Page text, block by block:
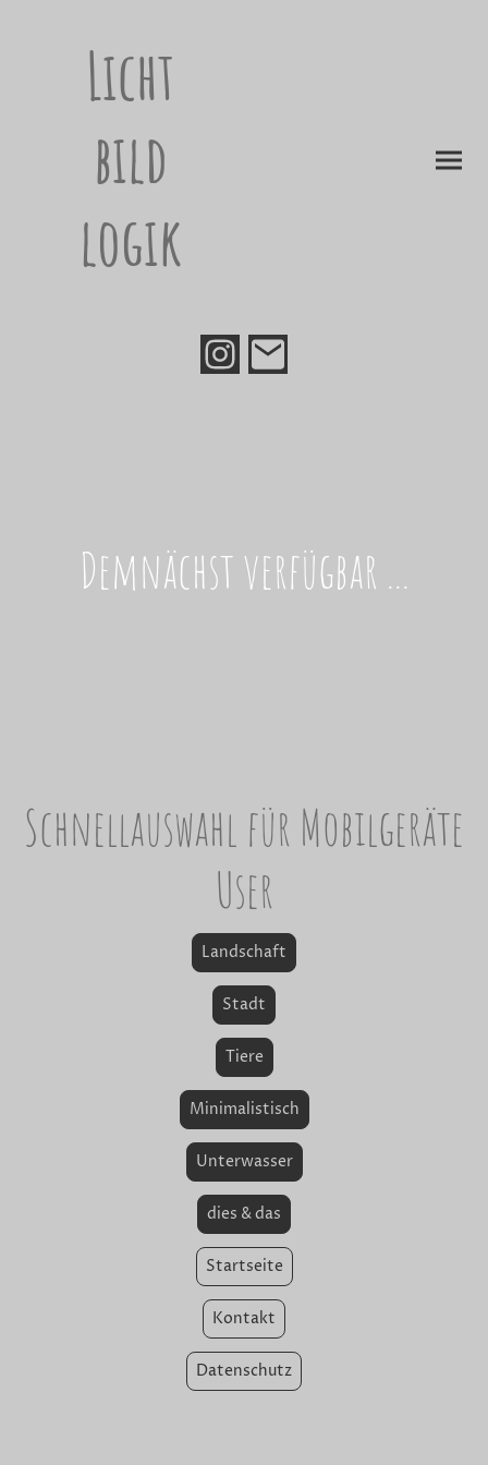
Licht
bild
logik
Demnächst verfügbar ...
Schnellauswahl für Mobilgeräte
User
Landschaft
Stadt
Tiere
Minimalistisch
dies & das
Unterwasser
Startseite
Kontakt
Datenschutz